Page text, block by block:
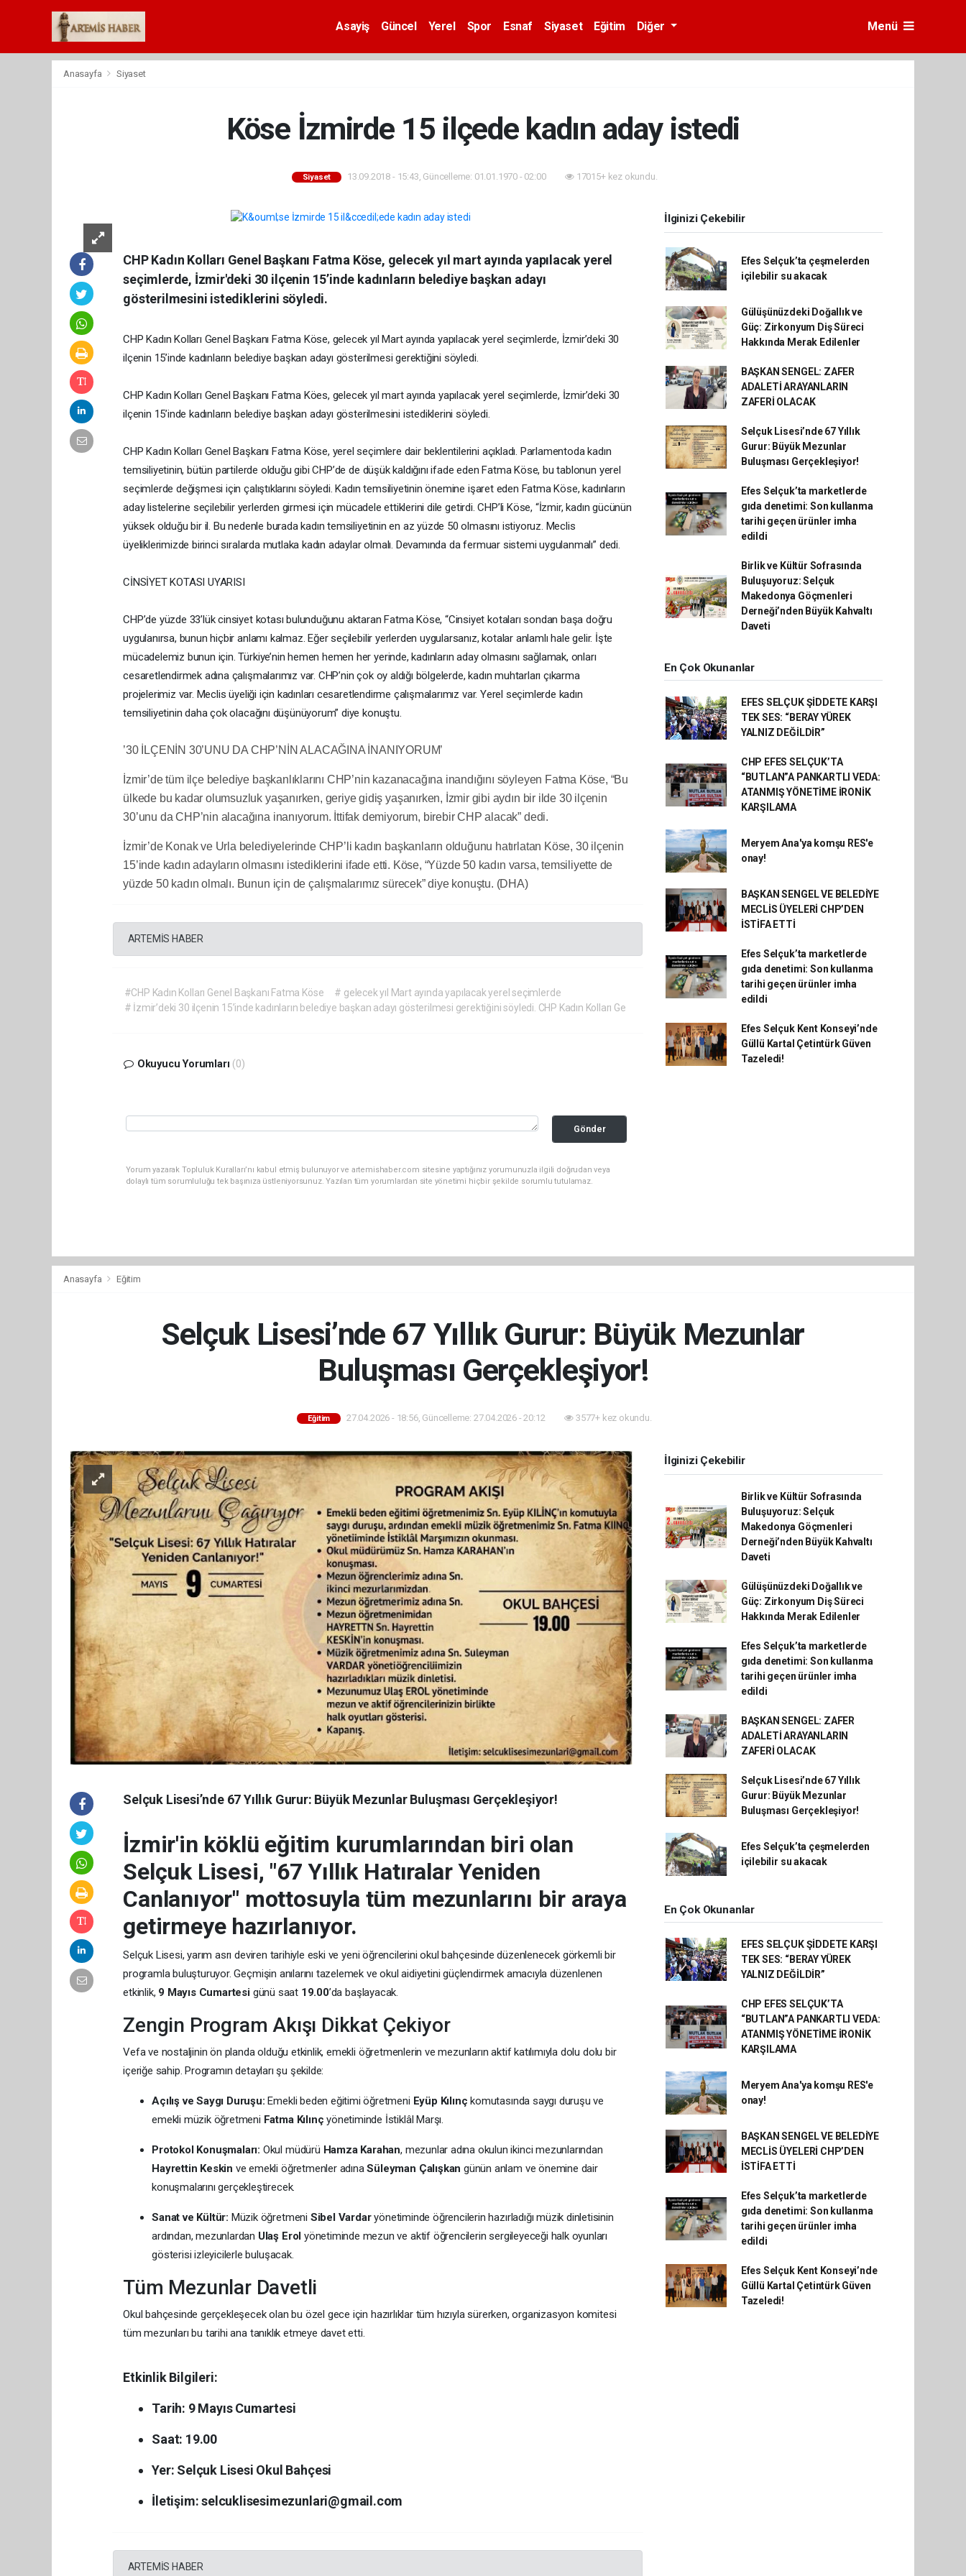
Asayiş Güncel Yerel Spor Esnaf Siyaset Eğitim Diğer Menü
Anasayfa Siyaset
Köse İzmirde 15 ilçede kadın aday istedi
Siyaset 13.09.2018 - 15:43, Güncelleme: 01.01.1970 - 02:00 17015+ kez okundu.
CHP Kadın Kolları Genel Başkanı Fatma Köse, gelecek yıl mart ayında yapılacak yerel
seçimlerde, İzmir'deki 30 ilçenin 15’inde kadınların belediye başkan adayı
gösterilmesini istediklerini söyledi.
CHP Kadın Kolları Genel Başkanı Fatma Köse, gelecek yıl Mart ayında yapılacak yerel seçimlerde, İzmir’deki 30
ilçenin 15’inde kadınların belediye başkan adayı gösterilmesi gerektiğini söyledi.
CHP Kadın Kolları Genel Başkanı Fatma Köes, gelecek yıl mart ayında yapılacak yerel seçimlerde, İzmir’deki 30
ilçenin 15’inde kadınların belediye başkan adayı gösterilmesini istediklerini söyledi.
CHP Kadın Kolları Genel Başkanı Fatma Köse, yerel seçimlere dair beklentilerini açıkladı. Parlamentoda kadın
temsiliyetinin, bütün partilerde olduğu gibi CHP’de de düşük kaldığını ifade eden Fatma Köse, bu tablonun yerel
seçimlerde değişmesi için çalıştıklarını söyledi. Kadın temsiliyetinin önemine işaret eden Fatma Köse, kadınların
aday listelerine seçilebilir yerlerden girmesi için mücadele ettiklerini dile getirdi. CHP’li Köse, “İzmir, kadın gücünün
yüksek olduğu bir il. Bu nedenle burada kadın temsiliyetinin en az yüzde 50 olmasını istiyoruz. Meclis
üyeliklerimizde birinci sıralarda mutlaka kadın adaylar olmalı. Devamında da fermuar sistemi uygulanmalı” dedi.
CİNSİYET KOTASI UYARISI
CHP’de yüzde 33’lük cinsiyet kotası bulunduğunu aktaran Fatma Köse, “Cinsiyet kotaları sondan başa doğru
uygulanırsa, bunun hiçbir anlamı kalmaz. Eğer seçilebilir yerlerden uygularsanız, kotalar anlamlı hale gelir. İşte
mücadelemiz bunun için. Türkiye’nin hemen hemen her yerinde, kadınların aday olmasını sağlamak, onları
cesaretlendirmek adına çalışmalarımız var. CHP’nin çok oy aldığı bölgelerde, kadın muhtarları çıkarma
projelerimiz var. Meclis üyeliği için kadınları cesaretlendirme çalışmalarımız var. Yerel seçimlerde kadın
temsiliyetinin daha çok olacağını düşünüyorum” diye konuştu.
’30 İLÇENİN 30’UNU DA CHP’NİN ALACAĞINA İNANIYORUM’
İzmir’de tüm ilçe belediye başkanlıklarını CHP’nin kazanacağına inandığını söyleyen Fatma Köse, “Bu
ülkede bu kadar olumsuzluk yaşanırken, geriye gidiş yaşanırken, İzmir gibi aydın bir ilde 30 ilçenin
30’unu da CHP’nin alacağına inanıyorum. İttifak demiyorum, birebir CHP alacak” dedi.
İzmir’de Konak ve Urla belediyelerinde CHP’li kadın başkanların olduğunu hatırlatan Köse, 30 ilçenin
15’inde kadın adayların olmasını istediklerini ifade etti. Köse, “Yüzde 50 kadın varsa, temsiliyette de
yüzde 50 kadın olmalı. Bunun için de çalışmalarımız sürecek” diye konuştu. (DHA)
ARTEMİS HABER
#CHP Kadın Kolları Genel Başkanı Fatma Köse
# gelecek yıl Mart ayında yapılacak yerel seçimlerde
# İzmir’deki 30 ilçenin 15’inde kadınların belediye başkan adayı gösterilmesi gerektiğini söyledi. CHP Kadın Kolları Ge
Okuyucu Yorumları (0)
Gönder
Yorum yazarak Topluluk Kuralları’nı kabul etmiş bulunuyor ve artemishaber.com sitesine yaptığınız yorumunuzla ilgili doğrudan veya
dolaylı tüm sorumluluğu tek başınıza üstleniyorsunuz. Yazılan tüm yorumlardan site yönetimi hiçbir şekilde sorumlu tutulamaz.
İlginizi Çekebilir
Efes Selçuk’ta çeşmelerden
içilebilir su akacak
Gülüşünüzdeki Doğallık ve
Güç: Zirkonyum Diş Süreci
Hakkında Merak Edilenler
BAŞKAN SENGEL: ZAFER
ADALETİ ARAYANLARIN
ZAFERİ OLACAK
Selçuk Lisesi’nde 67 Yıllık
Gurur: Büyük Mezunlar
Buluşması Gerçekleşiyor!
Efes Selçuk’ta marketlerde
gıda denetimi: Son kullanma
tarihi geçen ürünler imha
edildi
Birlik ve Kültür Sofrasında
Buluşuyoruz: Selçuk
Makedonya Göçmenleri
Derneği’nden Büyük Kahvaltı
Daveti
En Çok Okunanlar
EFES SELÇUK ŞİDDETE KARŞI
TEK SES: “BERAY YÜREK
YALNIZ DEĞİLDİR”
CHP EFES SELÇUK’TA
“BUTLAN”A PANKARTLI VEDA:
ATANMIŞ YÖNETİME İRONİK
KARŞILAMA
Meryem Ana'ya komşu RES'e
onay!
BAŞKAN SENGEL VE BELEDİYE
MECLİS ÜYELERİ CHP’DEN
İSTİFA ETTİ
Efes Selçuk’ta marketlerde
gıda denetimi: Son kullanma
tarihi geçen ürünler imha
edildi
Efes Selçuk Kent Konseyi’nde
Güllü Kartal Çetintürk Güven
Tazeledi!
Anasayfa Eğitim
Selçuk Lisesi’nde 67 Yıllık Gurur: Büyük Mezunlar
Buluşması Gerçekleşiyor!
Eğitim 27.04.2026 - 18:56, Güncelleme: 27.04.2026 - 20:12 3577+ kez okundu.
Selçuk Lisesi’nde 67 Yıllık Gurur: Büyük Mezunlar Buluşması Gerçekleşiyor!
İzmir'in köklü eğitim kurumlarından biri olan
Selçuk Lisesi, "67 Yıllık Hatıralar Yeniden
Canlanıyor" mottosuyla tüm mezunlarını bir araya
getirmeye hazırlanıyor.
Selçuk Lisesi, yarım asrı deviren tarihiyle eski ve yeni öğrencilerini okul bahçesinde düzenlenecek görkemli bir
programla buluşturuyor. Geçmişin anılarını tazelemek ve okul aidiyetini güçlendirmek amacıyla düzenlenen
etkinlik, 9 Mayıs Cumartesigünü saat 19.00’da başlayacak.
Zengin Program Akışı Dikkat Çekiyor
Vefa ve nostaljinin ön planda olduğu etkinlik, emekli öğretmenlerin ve mezunların aktif katılımıyla dolu dolu bir
içeriğe sahip. Programın detayları şu şekilde:
Açılış ve Saygı Duruşu: Emekli beden eğitimi öğretmeni Eyüp Kılınç komutasında saygı duruşu ve
emekli müzik öğretmeni Fatma Kılınç yönetiminde İstiklâl Marşı.
Protokol Konuşmaları: Okul müdürü Hamza Karahan, mezunlar adına okulun ikinci mezunlarından
Hayrettin Keskin ve emekli öğretmenler adınaSüleyman Çalışkan günün anlam ve önemine dair
konuşmalarını gerçekleştirecek.
Sanat ve Kültür: Müzik öğretmeni Sibel Vardaryönetiminde öğrencilerin hazırladığı müzik dinletisinin
ardından, mezunlardan Ulaş Erol yönetiminde mezun ve aktif öğrencilerin sergileyeceği halk oyunları
gösterisi izleyicilerle buluşacak.
Tüm Mezunlar Davetli
Okul bahçesinde gerçekleşecek olan bu özel gece için hazırlıklar tüm hızıyla sürerken, organizasyon komitesi
tüm mezunları bu tarihi ana tanıklık etmeye davet etti.
Etkinlik Bilgileri:
Tarih: 9 Mayıs Cumartesi
Saat: 19.00
Yer: Selçuk Lisesi Okul Bahçesi
İletişim:selcuklisesimezunlari@gmail.com
ARTEMİS HABER
İlginizi Çekebilir
Birlik ve Kültür Sofrasında
Buluşuyoruz: Selçuk
Makedonya Göçmenleri
Derneği’nden Büyük Kahvaltı
Daveti
Gülüşünüzdeki Doğallık ve
Güç: Zirkonyum Diş Süreci
Hakkında Merak Edilenler
Efes Selçuk’ta marketlerde
gıda denetimi: Son kullanma
tarihi geçen ürünler imha
edildi
BAŞKAN SENGEL: ZAFER
ADALETİ ARAYANLARIN
ZAFERİ OLACAK
Selçuk Lisesi’nde 67 Yıllık
Gurur: Büyük Mezunlar
Buluşması Gerçekleşiyor!
Efes Selçuk’ta çeşmelerden
içilebilir su akacak
En Çok Okunanlar
EFES SELÇUK ŞİDDETE KARŞI
TEK SES: “BERAY YÜREK
YALNIZ DEĞİLDİR”
CHP EFES SELÇUK’TA
“BUTLAN”A PANKARTLI VEDA:
ATANMIŞ YÖNETİME İRONİK
KARŞILAMA
Meryem Ana'ya komşu RES'e
onay!
BAŞKAN SENGEL VE BELEDİYE
MECLİS ÜYELERİ CHP’DEN
İSTİFA ETTİ
Efes Selçuk’ta marketlerde
gıda denetimi: Son kullanma
tarihi geçen ürünler imha
edildi
Efes Selçuk Kent Konseyi’nde
Güllü Kartal Çetintürk Güven
Tazeledi!